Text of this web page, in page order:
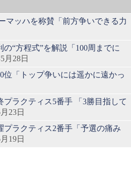
マッハを称賛「前方争いできる力
“方程式”を解説「100周までに
月28日
位「トップ争いには遥かに遠かっ
プラクティス5番手 「3勝目指して
23日
プラクティス2番手「予選の痛み
19日